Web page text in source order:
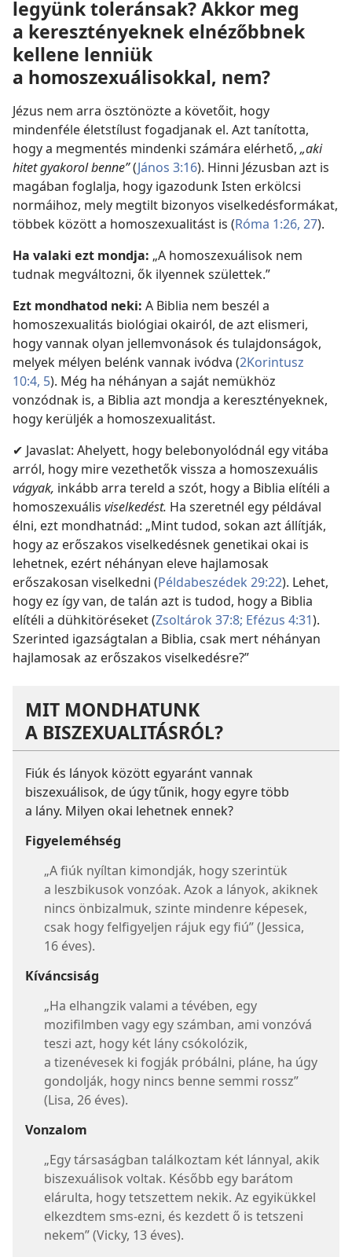
legyünk toleránsak? Akkor meg
a keresztényeknek elnézőbbnek
kellene lenniük
a homoszexuálisokkal, nem?
Jézus nem arra ösztönözte a követőit, hogy
mindenféle életstílust fogadjanak el. Azt tanította,
hogy a megmentés mindenki számára elérhető, „aki
hitet gyakorol benne”(János 3:16). Hinni Jézusban azt is
magában foglalja, hogy igazodunk Isten erkölcsi
normáihoz, mely megtilt bizonyos viselkedésformákat,
többek között a homoszexualitást is (Róma 1:26, 27).
Ha valaki ezt mondja: „A homoszexuálisok nem
tudnak megváltozni, ők ilyennek születtek.”
Ezt mondhatod neki: A Biblia nem beszél a
homoszexualitás biológiai okairól, de azt elismeri,
hogy vannak olyan jellemvonások és tulajdonságok,
melyek mélyen belénk vannak ivódva (2Korintusz
10:4, 5). Még ha néhányan a saját nemükhöz
vonzódnak is, a Biblia azt mondja a keresztényeknek,
hogy kerüljék a homoszexualitást.
✔ Javaslat: Ahelyett, hogy belebonyolódnál egy vitába
arról, hogy mire vezethetők vissza a homoszexuális
vágyak, inkább arra tereld a szót, hogy a Biblia elítéli a
homoszexuális viselkedést. Ha szeretnél egy példával
élni, ezt mondhatnád: „Mint tudod, sokan azt állítják,
hogy az erőszakos viselkedésnek genetikai okai is
lehetnek, ezért néhányan eleve hajlamosak
erőszakosan viselkedni (Példabeszédek 29:22). Lehet,
hogy ez így van, de talán azt is tudod, hogy a Biblia
elítéli a dühkitöréseket (Zsoltárok 37:8; Efézus 4:31).
Szerinted igazságtalan a Biblia, csak mert néhányan
hajlamosak az erőszakos viselkedésre?”
MIT MONDHATUNK
A BISZEXUALITÁSRÓL?
Fiúk és lányok között egyaránt vannak
biszexuálisok, de úgy tűnik, hogy egyre több
a lány. Milyen okai lehetnek ennek?
Figyeleméhség
„A fiúk nyíltan kimondják, hogy szerintük
a leszbikusok vonzóak. Azok a lányok, akiknek
nincs önbizalmuk, szinte mindenre képesek,
csak hogy felfigyeljen rájuk egy fiú” (Jessica,
16 éves).
Kíváncsiság
„Ha elhangzik valami a tévében, egy
mozifilmben vagy egy számban, ami vonzóvá
teszi azt, hogy két lány csókolózik,
a tizenévesek ki fogják próbálni, pláne, ha úgy
gondolják, hogy nincs benne semmi rossz”
(Lisa, 26 éves).
Vonzalom
„Egy társaságban találkoztam két lánnyal, akik
biszexuálisok voltak. Később egy barátom
elárulta, hogy tetszettem nekik. Az egyikükkel
elkezdtem sms-ezni, és kezdett ő is tetszeni
nekem” (Vicky, 13 éves).